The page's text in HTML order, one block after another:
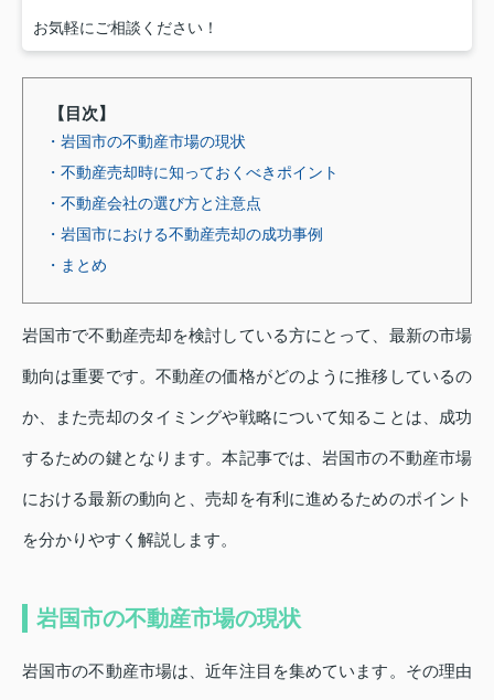
お気軽にご相談ください！
【目次】
・岩国市の不動産市場の現状
・不動産売却時に知っておくべきポイント
・不動産会社の選び方と注意点
・岩国市における不動産売却の成功事例
・まとめ
岩国市で不動産売却を検討している方にとって、最新の市場
動向は重要です。不動産の価格がどのように推移しているの
か、また売却のタイミングや戦略について知ることは、成功
するための鍵となります。本記事では、岩国市の不動産市場
における最新の動向と、売却を有利に進めるためのポイント
を分かりやすく解説します。
岩国市の不動産市場の現状
岩国市の不動産市場は、近年注目を集めています。その理由